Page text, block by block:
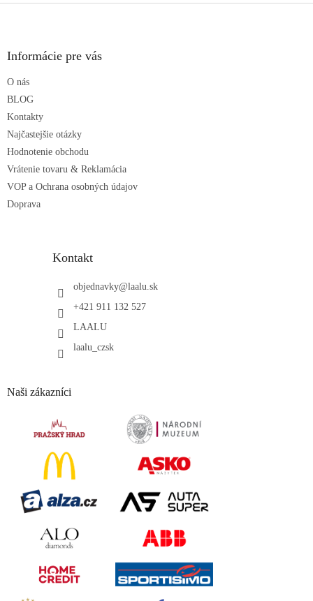
Informácie pre vás
O nás
BLOG
Kontakty
Najčastejšie otázky
Hodnotenie obchodu
Vrátenie tovaru & Reklamácia
VOP a Ochrana osobných údajov
Doprava
Kontakt
objednavky@laalu.sk
+421 911 132 527
LAALU
laalu_czsk
Naši zákazníci